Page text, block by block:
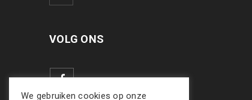
VOLG ONS
We gebruiken cookies op onze